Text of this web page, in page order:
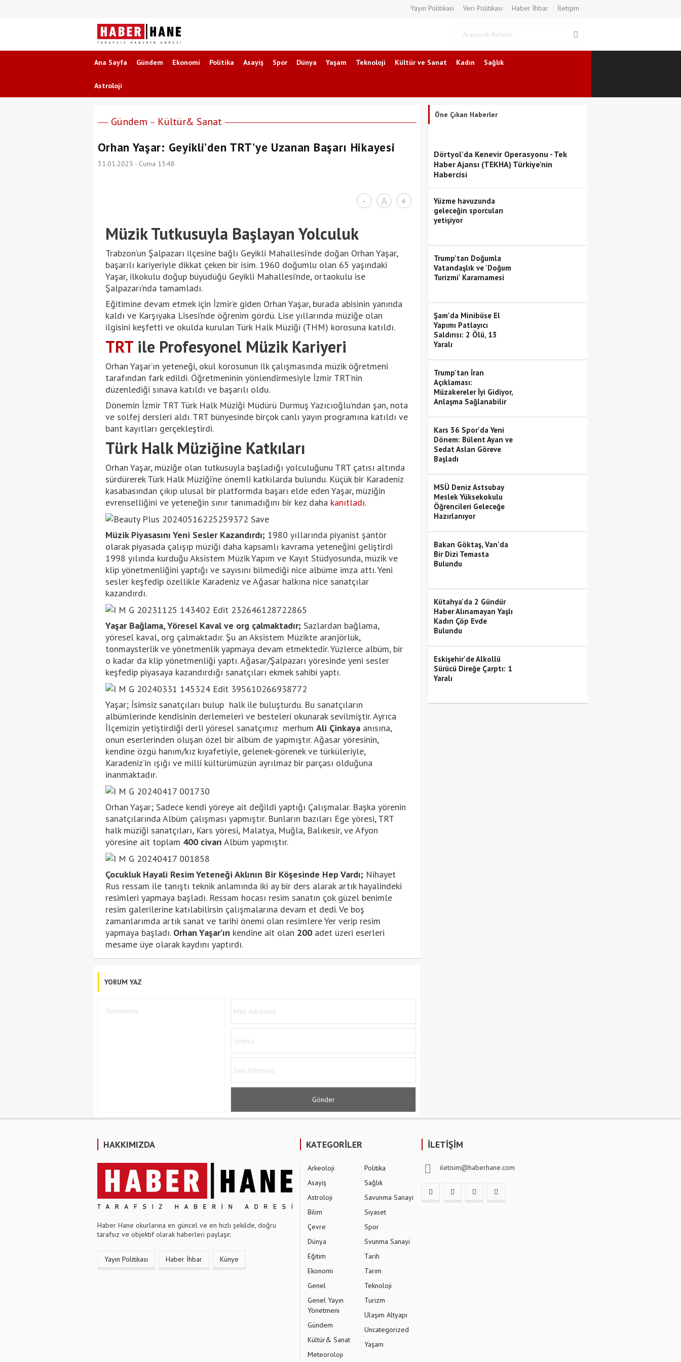
Yayın Politikası Veri Politikası Haber İhbar İletişim
Ana Sayfa Gündem Ekonomi Politika Asayiş Spor Dünya Yaşam Teknoloji Kültür ve Sanat Kadın Sağlık
Astroloji
Gündem Kültür& Sanat
Orhan Yaşar: Geyikli’den TRT’ye Uzanan Başarı Hikayesi
31.01.2025 - Cuma 13:48
- A +
Müzik Tutkusuyla Başlayan Yolculuk
Trabzon’un Şalpazarı ilçesine bağlı Geyikli Mahallesi’nde doğan Orhan Yaşar,
başarılı kariyeriyle dikkat çeken bir isim. 1960 doğumlu olan 65 yaşındaki
Yaşar, ilkokulu doğup büyüdüğü Geyikli Mahallesi’nde, ortaokulu ise
Şalpazarı’nda tamamladı.
Eğitimine devam etmek için İzmir’e giden Orhan Yaşar, burada abisinin yanında
kaldı ve Karşıyaka Lisesi’nde öğrenim gördü. Lise yıllarında müziğe olan
ilgisini keşfetti ve okulda kurulan Türk Halk Müziği (THM) korosuna katıldı.
TRTile Profesyonel Müzik Kariyeri
Orhan Yaşar’ın yeteneği, okul korosunun ilk çalışmasında müzik öğretmeni
tarafından fark edildi. Öğretmeninin yönlendirmesiyle İzmir TRT’nin
düzenlediği sınava katıldı ve başarılı oldu.
Dönemin İzmir TRT Türk Halk Müziği Müdürü Durmuş Yazıcıoğlu’ndan şan, nota
ve solfej dersleri aldı. TRT bünyesinde birçok canlı yayın programına katıldı ve
bant kayıtları gerçekleştirdi.
Türk Halk Müziğine Katkıları
Orhan Yaşar, müziğe olan tutkusuyla başladığı yolculuğunu TRT çatısı altında
sürdürerek Türk Halk Müziği’ne önemli katkılarda bulundu. Küçük bir Karadeniz
kasabasından çıkıp ulusal bir platformda başarı elde eden Yaşar, müziğin
evrenselliğini ve yeteneğin sınır tanımadığını bir kez daha kanıtladı.
Müzik Piyasasını Yeni Sesler Kazandırdı; 1980 yıllarında piyanist şantör
olarak piyasada çalışıp müziği daha kapsamlı kavrama yeteneğini geliştirdi
1998 yılında kurduğu Aksistem Müzik Yapım ve Kayıt Stüdyosunda, müzik ve
klip yönetmenliğini yaptığı ve sayısını bilmediği nice albüme imza attı. Yeni
sesler keşfedip özellikle Karadeniz ve Ağasar halkına nice sanatçılar
kazandırdı.
Yaşar Bağlama, Yöresel Kaval ve org çalmaktadır; Sazlardan bağlama,
yöresel kaval, org çalmaktadır. Şu an Aksistem Müzikte aranjörlük,
tonmaysterlik ve yönetmenlik yapmaya devam etmektedir. Yüzlerce albüm, bir
o kadar da klip yönetmenliği yaptı. Ağasar/Şalpazarı yöresinde yeni sesler
keşfedip piyasaya kazandırdığı sanatçıları ekmek sahibi yaptı.
Yaşar; İsimsiz sanatçıları bulup halk ile buluşturdu. Bu sanatçıların
albümlerinde kendisinin derlemeleri ve besteleri okunarak sevilmiştir. Ayrıca
İlçemizin yetiştirdiği derli yöresel sanatçımız merhum Ali Çinkaya anısına,
onun eserlerinden oluşan özel bir albüm de yapmıştır. Ağasar yöresinin,
kendine özgü hanım/kız kıyafetiyle, gelenek-görenek ve türküleriyle,
Karadeniz’in ışığı ve milli kültürümüzün ayrılmaz bir parçası olduğuna
inanmaktadır.
Orhan Yaşar; Sadece kendi yöreye ait değildi yaptığı Çalışmalar. Başka yörenin
sanatçılarında Albüm çalışması yapmıştır. Bunların bazıları Ege yöresi, TRT
halk müziği sanatçıları, Kars yöresi, Malatya, Muğla, Balıkesir, ve Afyon
yöresine ait toplam 400 civarı Albüm yapmıştır.
Çocukluk Hayali Resim Yeteneği Aklının Bir Köşesinde Hep Vardı; Nihayet
Rus ressam ile tanıştı teknik anlamında iki ay bir ders alarak artık hayalindeki
resimleri yapmaya başladı. Ressam hocası resim sanatın çok güzel benimle
resim galerilerine katılabilirsin çalışmalarına devam et dedi. Ve boş
zamanlarımda artık sanat ve tarihi önemi olan resimlere Yer verip resim
yapmaya başladı. Orhan Yaşar’ın kendine ait olan 200 adet üzeri eserleri
mesame üye olarak kaydını yaptırdı.
YORUM YAZ
Öne Çıkan Haberler
Dörtyol'da Kenevir Operasyonu - Tek
Haber Ajansı (TEKHA) Türkiye'nin
Habercisi
Yüzme havuzunda
geleceğin sporcuları
yetişiyor
Trump'tan Doğumla
Vatandaşlık ve 'Doğum
Turizmi' Kararnamesi
Şam'da Minibüse El
Yapımı Patlayıcı
Saldırısı: 2 Ölü, 13
Yaralı
Trump'tan İran
Açıklaması:
Müzakereler İyi Gidiyor,
Anlaşma Sağlanabilir
Kars 36 Spor'da Yeni
Dönem: Bülent Ayan ve
Sedat Aslan Göreve
Başladı
MSÜ Deniz Astsubay
Meslek Yüksekokulu
Öğrencileri Geleceğe
Hazırlanıyor
Bakan Göktaş, Van'da
Bir Dizi Temasta
Bulundu
Kütahya'da 2 Gündür
Haber Alınamayan Yaşlı
Kadın Çöp Evde
Bulundu
Eskişehir'de Alkollü
Sürücü Direğe Çarptı: 1
Yaralı
HAKKIMIZDA
Haber Hane okurlarına en güncel ve en hızlı şekilde, doğru
tarafsız ve objektif olarak haberleri paylaşır.
Yayın Politikası Haber İhbar Künye
KATEGORİLER
Arkeoloji
Asayiş
Astroloji
Bilim
Çevre
Dünya
Eğitim
Ekonomi
Genel
Genel Yayın
Yönetmeni
Gündem
Kültür& Sanat
Meteoroloji
Politika
Sağlık
Savunma Sanayi
Siyaset
Spor
Svunma Sanayi
Tarih
Tarım
Teknoloji
Turizm
Ulaşım Altyapı
Uncategorized
Yaşam
İLETİŞİM
iletisim@haberhane.com